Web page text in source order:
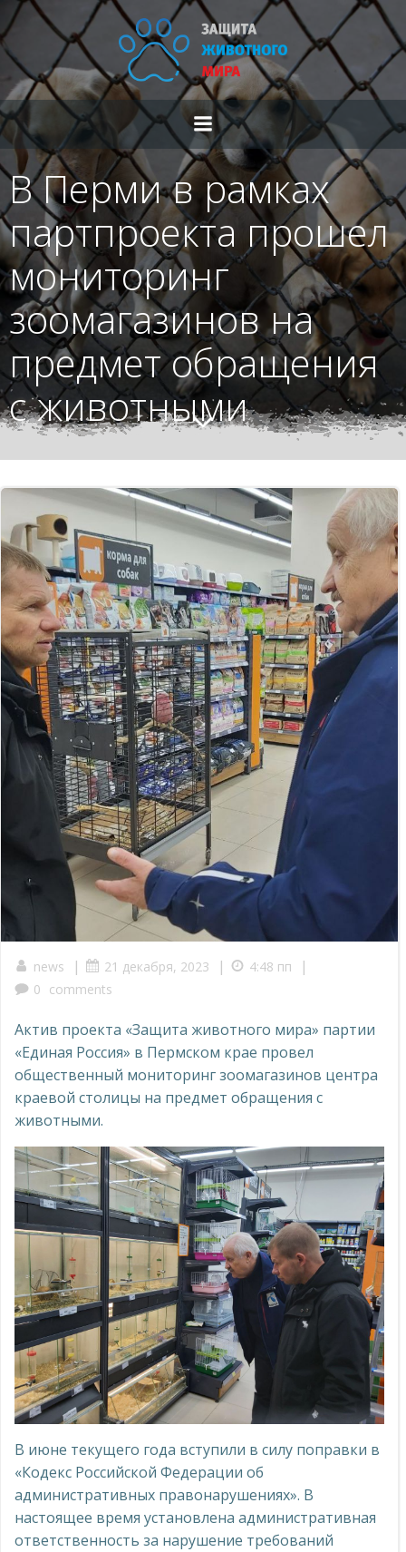
Перейти
к
содержимому
В Перми в рамках
партпроекта прошел
мониторинг
зоомагазинов на
предмет обращения
с животными
news | 21 декабря, 2023 | 4:48 пп |
0 comments
Актив проекта «Защита животного мира» партии
«Единая Россия» в Пермском крае провел
общественный мониторинг зоомагазинов центра
краевой столицы на предмет обращения с
животными.
В июне текущего года вступили в силу поправки в
«Кодекс Российской Федерации об
административных правонарушениях». В
настоящее время установлена административная
ответственность за нарушение требований